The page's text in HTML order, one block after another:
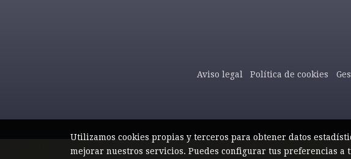
Aviso legal Política de cookies
Utilizamos cookies propias y terceros para obtener datos
mejorar nuestros servicios. Puedes configurar tus preferencias a